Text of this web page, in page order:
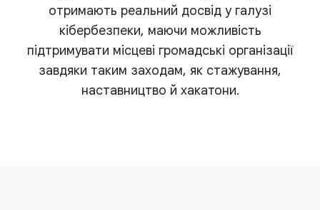
отримають реальний досвід у галузі
кібербезпеки, маючи можливість
підтримувати місцеві громадські організації
завдяки таким заходам, як стажування,
наставництво й хакатони.